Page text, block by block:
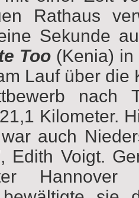
Rathaus
Sekunde
Too (Kenia)
Lauf über
nach
Kilometer.
auch
Edith Voigt.